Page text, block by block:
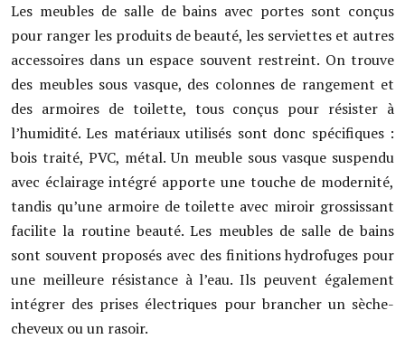
Les meubles de salle de bains avec portes sont conçus
pour ranger les produits de beauté, les serviettes et autres
accessoires dans un espace souvent restreint. On trouve
des meubles sous vasque, des colonnes de rangement et
des armoires de toilette, tous conçus pour résister à
l’humidité. Les matériaux utilisés sont donc spécifiques :
bois traité, PVC, métal. Un meuble sous vasque suspendu
avec éclairage intégré apporte une touche de modernité,
tandis qu’une armoire de toilette avec miroir grossissant
facilite la routine beauté. Les meubles de salle de bains
sont souvent proposés avec des finitions hydrofuges pour
une meilleure résistance à l’eau. Ils peuvent également
intégrer des prises électriques pour brancher un sèche-
cheveux ou un rasoir.